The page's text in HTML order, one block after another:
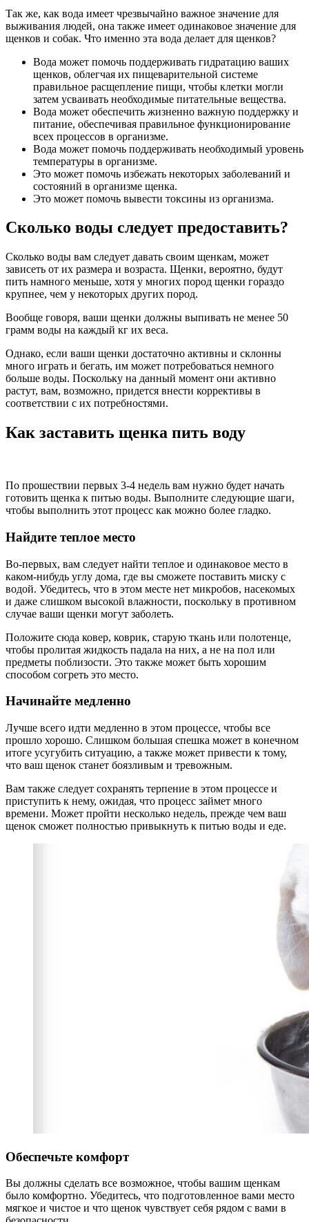
Так же, как вода имеет чрезвычайно важное значение для
выживания людей, она также имеет одинаковое значение для
щенков и собак. Что именно эта вода делает для щенков?
Вода может помочь поддерживать гидратацию ваших
щенков, облегчая их пищеварительной системе
правильное расщепление пищи, чтобы клетки могли
затем усваивать необходимые питательные вещества.
Вода может обеспечить жизненно важную поддержку и
питание, обеспечивая правильное функционирование
всех процессов в организме.
Вода может помочь поддерживать необходимый уровень
температуры в организме.
Это может помочь избежать некоторых заболеваний и
состояний в организме щенка.
Это может помочь вывести токсины из организма.
Сколько воды следует предоставить?
Сколько воды вам следует давать своим щенкам, может
зависеть от их размера и возраста. Щенки, вероятно, будут
пить намного меньше, хотя у многих пород щенки гораздо
крупнее, чем у некоторых других пород.
Вообще говоря, ваши щенки должны выпивать не менее 50
грамм воды на каждый кг их веса.
Однако, если ваши щенки достаточно активны и склонны
много играть и бегать, им может потребоваться немного
больше воды. Поскольку на данный момент они активно
растут, вам, возможно, придется внести коррективы в
соответствии с их потребностями.
Как заставить щенка пить воду
По прошествии первых 3-4 недель вам нужно будет начать
готовить щенка к питью воды. Выполните следующие шаги,
чтобы выполнить этот процесс как можно более гладко.
Найдите теплое место
Во-первых, вам следует найти теплое и одинаковое место в
каком-нибудь углу дома, где вы сможете поставить миску с
водой. Убедитесь, что в этом месте нет микробов, насекомых
и даже слишком высокой влажности, поскольку в противном
случае ваши щенки могут заболеть.
Положите сюда ковер, коврик, старую ткань или полотенце,
чтобы пролитая жидкость падала на них, а не на пол или
предметы поблизости. Это также может быть хорошим
способом согреть это место.
Начинайте медленно
Лучше всего идти медленно в этом процессе, чтобы все
прошло хорошо. Слишком большая спешка может в конечном
итоге усугубить ситуацию, а также может привести к тому,
что ваш щенок станет боязливым и тревожным.
Вам также следует сохранять терпение в этом процессе и
приступить к нему, ожидая, что процесс займет много
времени. Может пройти несколько недель, прежде чем ваш
щенок сможет полностью привыкнуть к питью воды и еде.
Обеспечьте комфорт
Вы должны сделать все возможное, чтобы вашим щенкам
было комфортно. Убедитесь, что подготовленное вами место
мягкое и чистое и что щенок чувствует себя рядом с вами в